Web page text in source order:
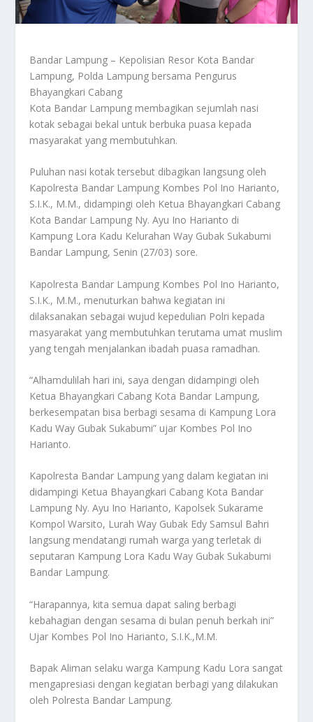
Bandar Lampung – Kepolisian Resor Kota Bandar
Lampung, Polda Lampung bersama Pengurus
Bhayangkari Cabang
Kota Bandar Lampung membagikan sejumlah nasi
kotak sebagai bekal untuk berbuka puasa kepada
masyarakat yang membutuhkan.
Puluhan nasi kotak tersebut dibagikan langsung oleh
Kapolresta Bandar Lampung Kombes Pol Ino Harianto,
S.I.K., M.M., didampingi oleh Ketua Bhayangkari Cabang
Kota Bandar Lampung Ny. Ayu Ino Harianto di
Kampung Lora Kadu Kelurahan Way Gubak Sukabumi
Bandar Lampung, Senin (27/03) sore.
Kapolresta Bandar Lampung Kombes Pol Ino Harianto,
S.I.K., M.M., menuturkan bahwa kegiatan ini
dilaksanakan sebagai wujud kepedulian Polri kepada
masyarakat yang membutuhkan terutama umat muslim
yang tengah menjalankan ibadah puasa ramadhan.
“Alhamdulilah hari ini, saya dengan didampingi oleh
Ketua Bhayangkari Cabang Kota Bandar Lampung,
berkesempatan bisa berbagi sesama di Kampung Lora
Kadu Way Gubak Sukabumi” ujar Kombes Pol Ino
Harianto.
Kapolresta Bandar Lampung yang dalam kegiatan ini
didampingi Ketua Bhayangkari Cabang Kota Bandar
Lampung Ny. Ayu Ino Harianto, Kapolsek Sukarame
Kompol Warsito, Lurah Way Gubak Edy Samsul Bahri
langsung mendatangi rumah warga yang terletak di
seputaran Kampung Lora Kadu Way Gubak Sukabumi
Bandar Lampung.
“Harapannya, kita semua dapat saling berbagi
kebahagian dengan sesama di bulan penuh berkah ini”
Ujar Kombes Pol Ino Harianto, S.I.K.,M.M.
Bapak Aliman selaku warga Kampung Kadu Lora sangat
mengapresiasi dengan kegiatan berbagi yang dilakukan
oleh Polresta Bandar Lampung.